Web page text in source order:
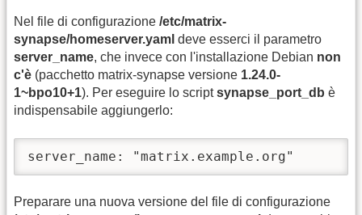
Nel file di configurazione /etc/matrix-
synapse/homeserver.yaml deve esserci il parametro
server_name, che invece con l'installazione Debian non
c'è (pacchetto matrix-synapse versione 1.24.0-
1~bpo10+1). Per eseguire lo scriptsynapse_port_db è
indispensabile aggiungerlo:
server_name: "matrix.example.org"
Preparare una nuova versione del file di configurazione